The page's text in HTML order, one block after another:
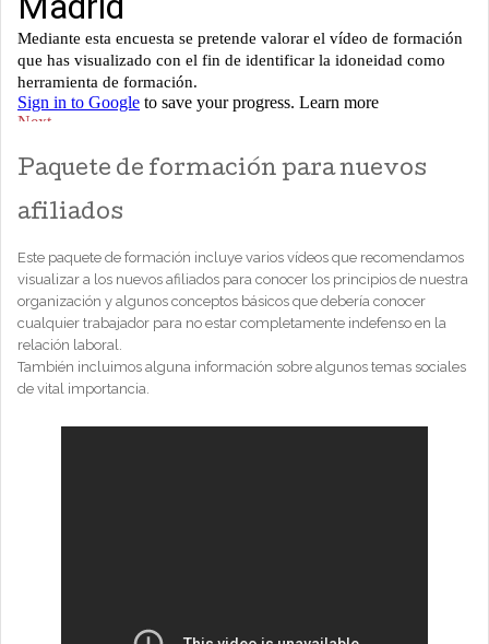
Paquete de formación para nuevos
afiliados
Este paquete de formación incluye varios vídeos que recomendamos
visualizar a los nuevos afiliados para conocer los principios de nuestra
organización y algunos conceptos básicos que debería conocer
cualquier trabajador para no estar completamente indefenso en la
relación laboral.
También incluimos alguna información sobre algunos temas sociales
de vital importancia.